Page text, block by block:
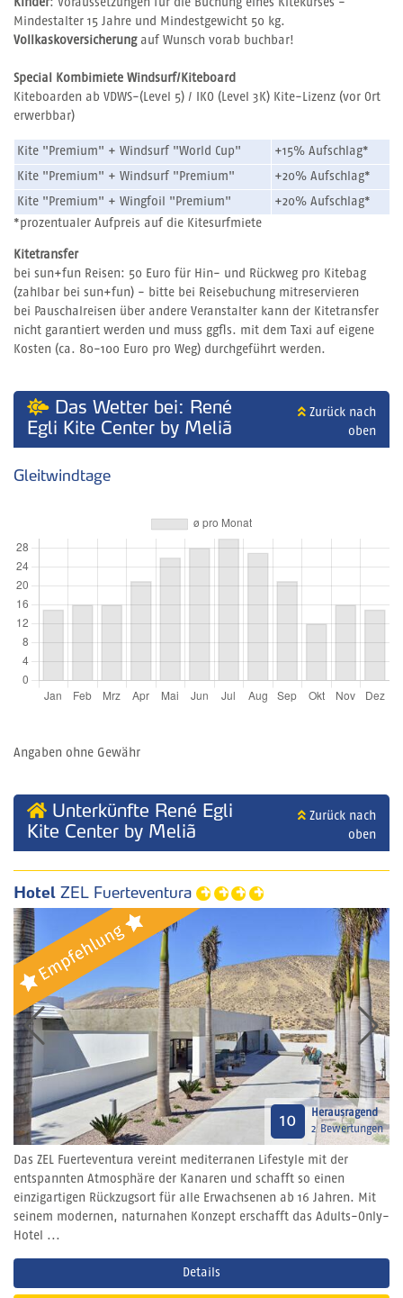
Mindestalter 15 Jahre und Mindestgewicht 50 kg.
Vollkaskoversicherungauf Wunsch vorab buchbar!
Special
Kombimiete Windsurf/Kiteboard
Kiteboarden ab VDWS-(Level 5) / IKO (Level 3K) Kite-Lizenz (vor Ort
erwerbbar)
Kite "Premium" + Windsurf "World Cup"
+15% Aufschlag*
Kite "Premium" + Windsurf "Premium"
+20% Aufschlag*
Kite "Premium" + Wingfoil "Premium"
+20% Aufschlag*
*prozentualer Aufpreis auf die Kitesurfmiete
Kitetransfer
bei sun+fun Reisen: 50 Euro für Hin- und Rückweg pro Kitebag
(zahlbar bei sun+fun) - bitte bei Reisebuchung mitreservieren
bei Pauschalreisen über andere Veranstalter kann der Kitetransfer
nicht garantiert werden und muss ggfls. mit dem Taxi auf eigene
Kosten (ca. 80-100 Euro pro Weg) durchgeführt werden.
Das Wetter bei: René
Egli Kite Center by Meliã
Zurück nach
oben
Gleitwindtage
Angaben ohne Gewähr
Unterkünfte René Egli
Kite Center by Meliã
Zurück nach
oben
Hotel ZEL Fuerteventura
10
Herausragend
2 Bewertungen
Das ZEL Fuerteventura vereint mediterranen Lifestyle mit der
entspannten Atmosphäre der Kanaren und schafft so einen
einzigartigen Rückzugsort für alle Erwachsenen ab 16 Jahren. Mit
seinem modernen, naturnahen Konzept erschafft das Adults-Only-
Hotel ...
Details